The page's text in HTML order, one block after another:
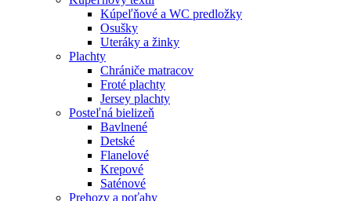
Kúpeľňové a WC predložky
Osušky
Uteráky a žinky
Plachty
Chrániče matracov
Froté plachty
Jersey plachty
Posteľná bielizeň
Bavlnené
Detské
Flanelové
Krepové
Saténové
Prehozy a poťahy